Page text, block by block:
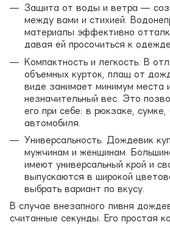
Защита от воды и ветра —
между вами и стихией.
материалы эффективно
давая ей просочиться к одежде.
Компактность и легкость. В
объемных курток, плащ от
виде занимает минимум места
незначительный вес. Это
его при себе: в рюкзаке, сумке,
автомобиля.
Универсальность. Дождевик
мужчинам и женщинам.
имеют универсальный крой и
выпускаются в широкой
выбрать вариант по вкусу.
В случае внезапного ливня
считанные секунды. Его простая